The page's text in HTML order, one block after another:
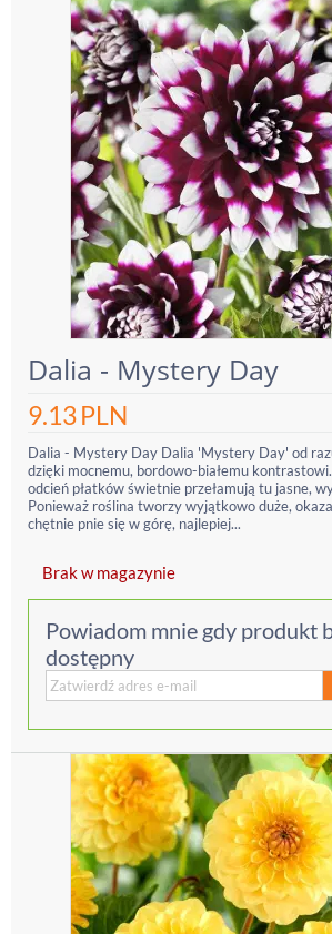
Dalia - Mystery Day
9.13PLN
Dalia - Mystery Day Dalia 'Mystery Day' od
dzięki mocnemu, bordowo-białemu
odcień płatków świetnie przełamują tu jasne,
Ponieważ roślina tworzy wyjątkowo duże,
chętnie pnie się w górę, najlepiej...
Brak w magazynie
Powiadom mnie gdy produkt
dostępny